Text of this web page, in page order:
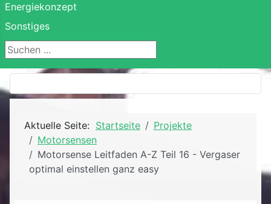
Energiekonzept
Sonstiges
Suchen ...
Aktuelle Seite: Startseite
Projekte
Motorsensen
Motorsense Leitfaden A-Z Teil 16 - Vergaser
optimal einstellen ganz easy